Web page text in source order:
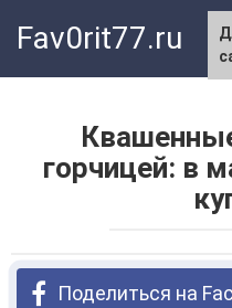
Fav0rit77.ru
горчицей: в
Поделиться на